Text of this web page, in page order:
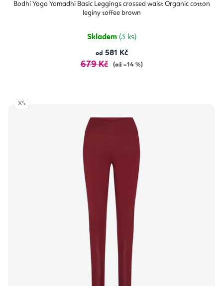
Bodhi Yoga Yamadhi Basic Leggings crossed waist Organic cotton
legíny toffee brown
Skladem (3 ks)
od 581 Kč
679 Kč (až –14 %)
XS